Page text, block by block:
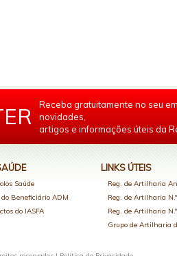
Receba gratuitamente no seu
novidades,
artigos e informações úteis da
Saúde
do Beneficiário ADM
do IASFA
LINKS ÚTEIS
Reg. de Artilharia
Reg. de Artilharia
Reg. de Artilharia
Grupo de Artilharia